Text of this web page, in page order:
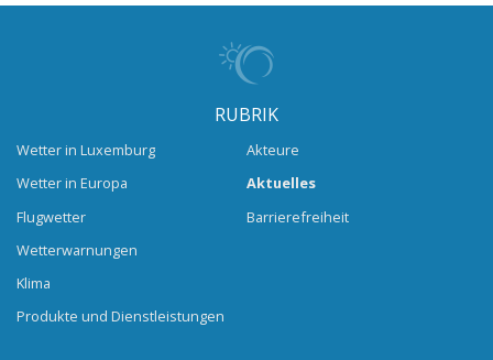
RUBRIK
Wetter in Luxemburg
Wetter in Europa
Flugwetter
Wetterwarnungen
Klima
Produkte und Dienstleistungen
Akteure
Aktuelles
Barrierefreiheit